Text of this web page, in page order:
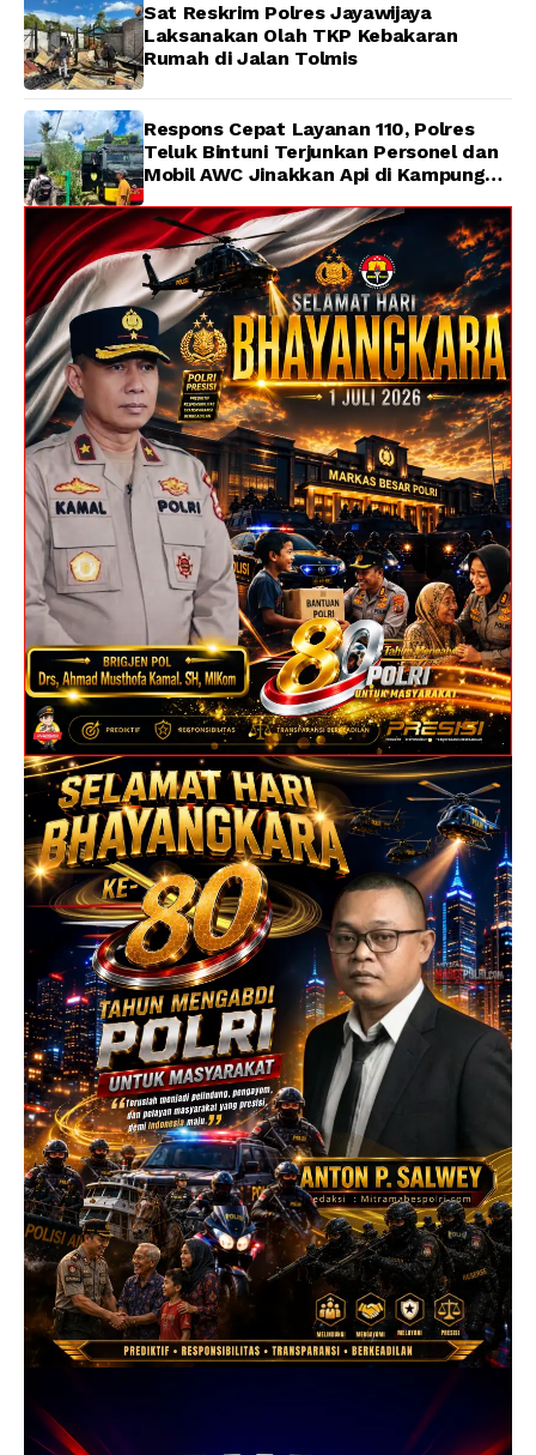
Sat Reskrim Polres Jayawijaya
Laksanakan Olah TKP Kebakaran
Rumah di Jalan Tolmis
Respons Cepat Layanan 110, Polres
Teluk Bintuni Terjunkan Personel dan
Mobil AWC Jinakkan Api di Kampung